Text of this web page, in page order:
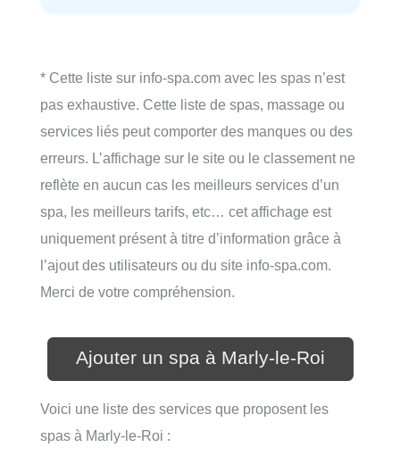
* Cette liste sur info-spa.com avec les spas n’est
pas exhaustive. Cette liste de spas, massage ou
services liés peut comporter des manques ou des
erreurs. L’affichage sur le site ou le classement ne
reflète en aucun cas les meilleurs services d’un
spa, les meilleurs tarifs, etc… cet affichage est
uniquement présent à titre d’information grâce à
l’ajout des utilisateurs ou du site info-spa.com.
Merci de votre compréhension.
Ajouter un spa à Marly-le-Roi
Voici une liste des services que proposent les
spas à Marly-le-Roi :